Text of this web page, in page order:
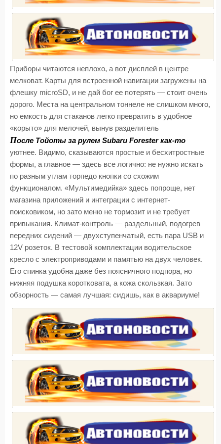
Приборы читаются неплохо, а вот дисплей в центре
мелковат. Карты для встроенной навигации загружены на
флешку microSD, и не дай бог ее потерять — стоит очень
дорого. Места на центральном тоннеле не слишком много,
но емкость для стаканов легко превратить в удобное
«корыто» для мелочей, вынув разделитель
После Тойоты за рулем Subaru Forester как-то
уютнее. Видимо, сказываются простые и бесхитростные
формы, а главное — здесь все логично: не нужно искать
по разным углам торпедо кнопки со схожим
функционалом. «Мультимедийка» здесь попроще, нет
магазина приложений и интеграции с интернет-
поисковиком, но зато меню не тормозит и не требует
привыкания. Климат-контроль — раздельный, подогрев
передних сидений — двухступенчатый, есть пара USB и
12V розеток. В тестовой комплектации водительское
кресло с электроприводами и памятью на двух человек.
Его спинка удобна даже без поясничного подпора, но
нижняя подушка коротковата, а кожа скользкая. Зато
обзорность — самая лучшая: сидишь, как в аквариуме!